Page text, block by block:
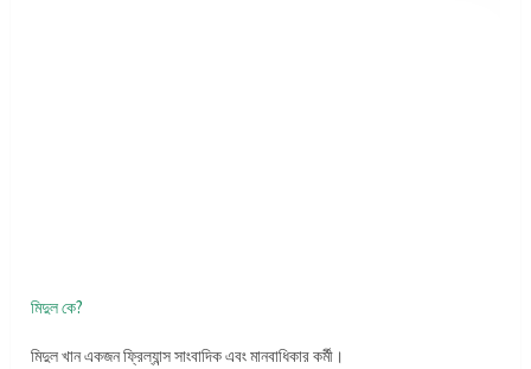
মিদুল কে?
মিদুল খান একজন ফ্রিল্যান্স সাংবাদিক এবং মানবাধিকার কর্মী।